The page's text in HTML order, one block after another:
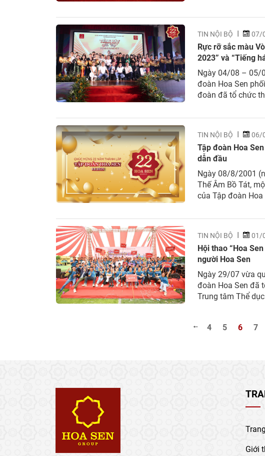
đoàn Hoa Sen đã
TIN NỘI BỘ 07/
Rực rỡ sắc màu
2023” và “Tiếng
Ngày 04/08 – 05/
đoàn Hoa Sen
đoàn đã tổ chức
Trường Đại học
TIN NỘI BỘ 06/
Tập đoàn Hoa
dẫn đầu
Ngày 08/8/2001
Thế Âm Bồ Tát,
của Tập đoàn
Sen luôn đi theo...
TIN NỘI BỘ 01/
Hội thao “Hoa
người Hoa Sen
Ngày 29/07 vừa
đoàn Hoa Sen đã
Trung tâm Thể
4
5 6 7
Giới